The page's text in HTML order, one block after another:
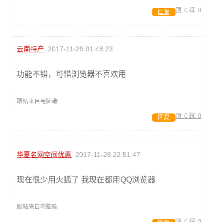
顶: 0 踩: 0
回复
云南特产 2017-11-29 01:48:23
功能不错，可惜浏览器不喜欢用
跟帖来自电脑端
顶: 0 踩: 0
回复
华夏名网空间优惠 2017-11-28 22:51:47
现在很少用火狐了 我现在都用QQ浏览器
跟帖来自电脑端